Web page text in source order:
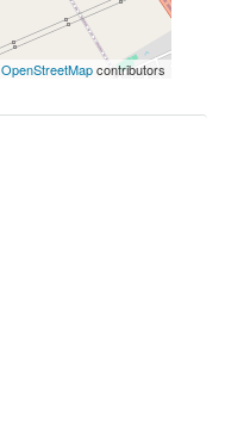
OpenStreetMapcontributors